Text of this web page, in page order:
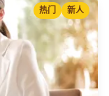
热门 新人